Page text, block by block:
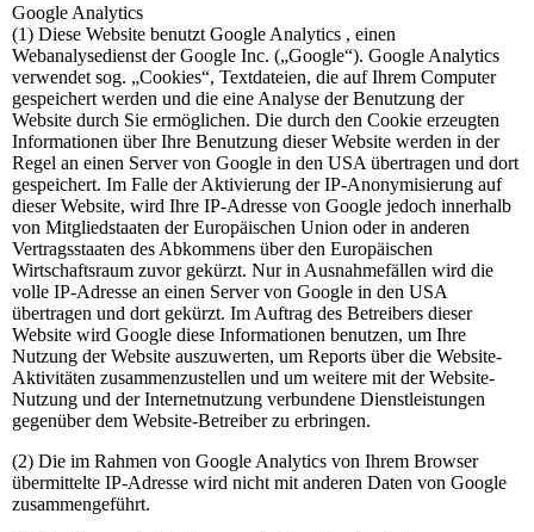
Google Analytics
(1) Diese Website benutzt Google Analytics , einen
Webanalysedienst der Google Inc. („Google“). Google Analytics
verwendet sog. „Cookies“, Textdateien, die auf Ihrem Computer
gespeichert werden und die eine Analyse der Benutzung der
Website durch Sie ermöglichen. Die durch den Cookie erzeugten
Informationen über Ihre Benutzung dieser Website werden in der
Regel an einen Server von Google in den USA übertragen und dort
gespeichert. Im Falle der Aktivierung der IP-Anonymisierung auf
dieser Website, wird Ihre IP-Adresse von Google jedoch innerhalb
von Mitgliedstaaten der Europäischen Union oder in anderen
Vertragsstaaten des Abkommens über den Europäischen
Wirtschaftsraum zuvor gekürzt. Nur in Ausnahmefällen wird die
volle IP-Adresse an einen Server von Google in den USA
übertragen und dort gekürzt. Im Auftrag des Betreibers dieser
Website wird Google diese Informationen benutzen, um Ihre
Nutzung der Website auszuwerten, um Reports über die Website-
Aktivitäten zusammenzustellen und um weitere mit der Website-
Nutzung und der Internetnutzung verbundene Dienstleistungen
gegenüber dem Website-Betreiber zu erbringen.
(2) Die im Rahmen von Google Analytics von Ihrem Browser
übermittelte IP-Adresse wird nicht mit anderen Daten von Google
zusammengeführt.